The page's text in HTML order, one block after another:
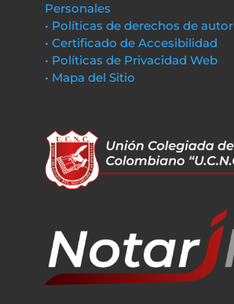
Personales
• Políticas de derechos de autor
• Certificado de Accesibilidad
• Políticas de Privacidad Web
• Mapa del Sitio